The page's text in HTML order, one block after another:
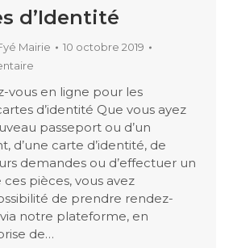
d’Identité
Mairie
10 octobre 2019
vous en ligne pour les
d’identité Que vous ayez
passeport ou d’un
d’une carte d’identité, de
demandes ou d’effectuer un
ces pièces, vous avez
de prendre rendez-
notre plateforme, en
de…